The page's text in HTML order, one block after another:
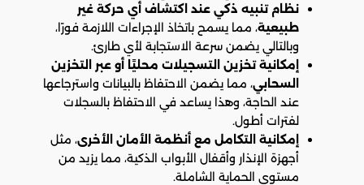
نظام تنبيه ذكي عند اكتشاف أي حركة غير
طبيعية، مما يسمح باتخاذ الإجراءات اللازمة فورًا،
وبالتالي يضمن سرعة الاستجابة لأي طارئ.
إمكانية تخزين التسجيلات محليًا أو عبر التخزين
السحابي، مما يضمن الاحتفاظ بالبيانات واسترجاعها
عند الحاجة، وهذا يساعد في الاحتفاظ بالسجلات
لفترات أطول.
إمكانية التكامل مع أنظمة الأمان الأخرى، مثل
أجهزة الإنذار وأقفال الأبواب الذكية، مما يزيد من
مستوى الحماية الشاملة.